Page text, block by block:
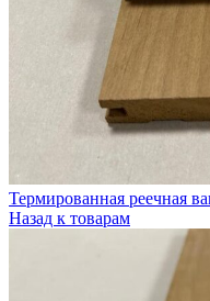
Термированная реечная
Назад к товарам